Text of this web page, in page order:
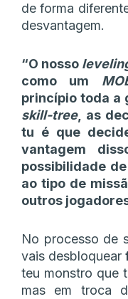
de forma
desvantagem.
“O nosso
como um
princípio toda a
skill-tree, as
tu é que
vantagem
possibilidade
ao tipo de
outros
No processo de
vais desbloquear
teu monstro que
mas em troca